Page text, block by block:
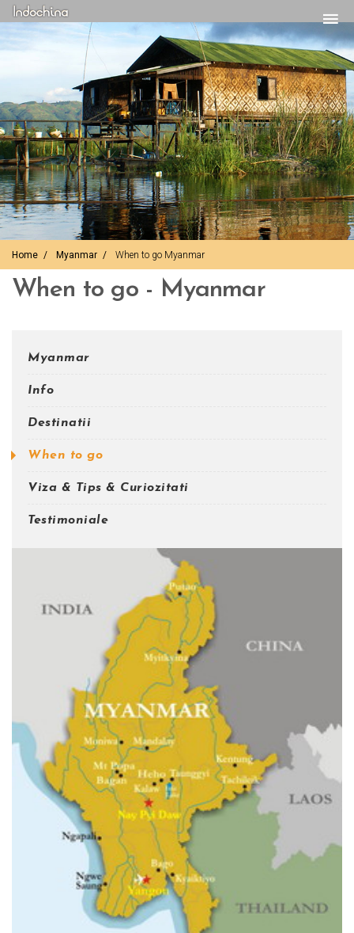
Home Myanmar When to go Myanmar
When to go - Myanmar
Myanmar
Info
Destinatii
When to go
Viza & Tips & Curiozitati
Testimoniale